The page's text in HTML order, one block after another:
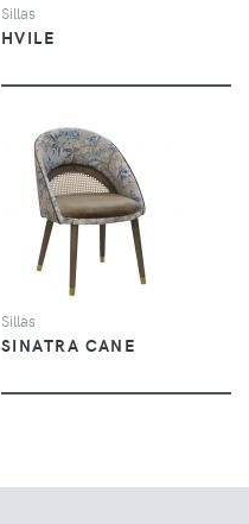
Sillas
HVILE
VER
Sillas
SINATRA CANE